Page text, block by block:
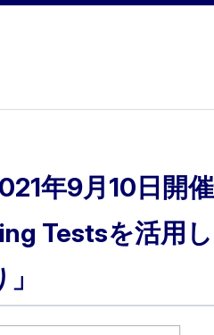
年9月10日開催
Testsを活用